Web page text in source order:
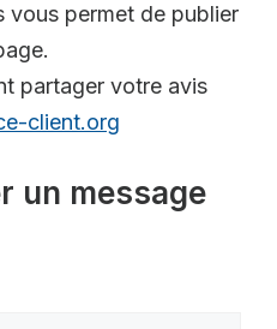
permet de publier
partager votre avis
client.org
un message